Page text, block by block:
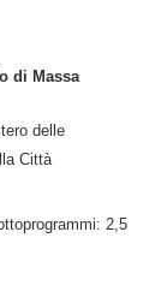
di Massa
delle
Città
2,5